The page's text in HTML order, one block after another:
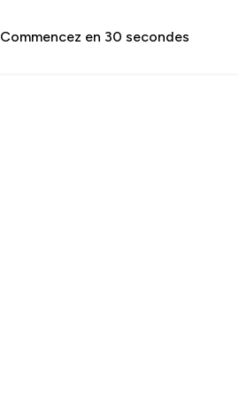
Commencez en 30 secondes